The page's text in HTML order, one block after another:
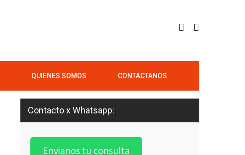
QUIENES SOMOS CONTACTANOS
Contacto x Whatsapp:
Envianos tu consulta